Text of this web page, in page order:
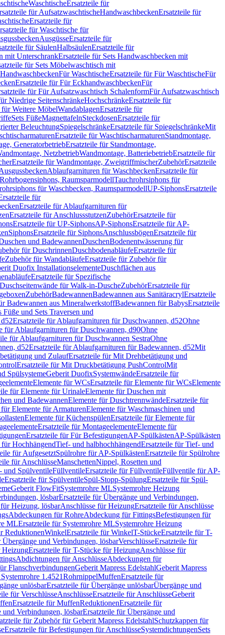
WaschtischeErsatzteile für
für AufsatzwaschtischeHandwaschbeckenErsatzteile für
Ersatzteile für
für Waschtische für
AusgüsseErsatzteile für
für SäulenHalbsäulenErsatzteile für
mit UnterschrankErsatzteile für Sets Handwaschbecken mit
für Sets Möbelwaschtisch mit
Für WaschtischeErsatzteile für Für WaschtischeFür
Ersatzteile für Für EckhandwaschbeckenFür
für Für Aufsatzwaschtisch SchalenformFür Aufsatzwaschtisch
Niedrige SeitenschränkeHochschränkeErsatzteile für
für Weitere MöbelWandablagenErsatzteile für
Sets FüßeMagnettafelnSteckdosenErsatzteile für
BeleuchtungSpiegelschränkeErsatzteile für SpiegelschränkeMit
Ersatzteile für WaschtischarmaturenStandmontage,
GeneratorbetriebErsatzteile für Standmontage,
NetzbetriebWandmontage, BatteriebetriebErsatzteile für
Ersatzteile für Wandmontage, ZweigriffmischerZubehörErsatzteile
Ablaufgarnituren für WaschbeckenErsatzteile für
RaumsparmodellTauchrohrsiphons für
für Waschbecken, RaumsparmodellUP-SiphonsErsatzteile
für
Ersatzteile für Ablaufgarnituren für
Ersatzteile für AnschlussstutzenZubehörErsatzteile für
Ersatzteile für UP-SiphonsAP-SiphonsErsatzteile für AP-
SiphonsErsatzteile für SiphonsAnschlussbögenErsatzteile für
und BadewannenDuschenBodenentwässerung für
für DuschrinnenDuschbodenabläufeErsatzteile für
Zubehör für WandabläufeErsatzteile für Zubehör für
Duofix InstallationselementeDuschflächen aus
Ersatzteile für Spezifische
für Walk-in-DuscheZubehörErsatzteile für
ZubehörBadewannenBadewannen aus SanitäracrylErsatzteile
Badewannen aus MineralwerkstoffBadewannen für BabysErsatzteile
Füße und Sets Traversen und
Ersatzteile für Ablaufgarnituren für Duschwannen, d52Ohne
für Ablaufgarnituren für Duschwannen, d90Ohne
für Ablaufgarnituren für Duschwannen SestraOhne
d52Ersatzteile für Ablaufgarnituren für Badewannen, d52Mit
und ZulaufErsatzteile für Mit Drehbetätigung und
Ersatzteile für Mit Druckbetätigung PushControlMit
SpülsystemeGeberit DuofixSystemwändeErsatzteile für
Elemente für WCsErsatzteile für Elemente für WCsElemente
für Elemente für UrinaleElemente für Duschen mit
und BadewannenElemente für DuschtrennwändeErsatzteile für
Elemente für ArmaturenElemente für Waschmaschinen und
Elemente für KüchenspülenErsatzteile für Elemente für
Ersatzteile für MontageelementeElemente für
Ersatzteile für Für BefestigungenAP-SpülkästenAP-Spülkästen
für HochhängendTief- und halbhochhängendErsatzteile für Tief- und
für AufgesetztSpülrohre für AP-SpülkästenErsatzteile für Spülrohre
für AnschlüsseManschettenNippel, Rosetten und
und SpülventileFüllventileErsatzteile für FüllventileFüllventile für AP-
Ersatzteile für SpülventileSpül-Stopp-SpülungErsatzteile für Spül-
Geberit FlowFitSystemrohre MLSystemrohre Heizung
lösbarErsatzteile für Übergänge und Verbindungen,
Heizung, lösbarAnschlüsse für HeizungErsatzteile für Anschlüsse
Abdeckungen für RohreAbdeckung für FittingsBefestigungen für
MLErsatzteile für Systemrohre MLSystemrohre Heizung
ReduktionenWinkelErsatzteile für WinkelT-StückeErsatzteile für T-
Übergänge und Verbindungen, lösbarVerschlüsseErsatzteile für
HeizungErsatzteile für T-Stücke für HeizungAnschlüsse für
Abdichtungen für AnschlüsseAbdeckungen für
FlanschverbindungenGeberit Mapress EdelstahlGeberit Mapress
1.4521RohrnippelMuffenErsatzteile für
unlösbarErsatzteile für Übergänge unlösbarÜbergänge und
für VerschlüsseAnschlüsseErsatzteile für AnschlüsseGeberit
Ersatzteile für MuffenReduktionenErsatzteile für
und Verbindungen, lösbarErsatzteile für Übergänge und
für Zubehör für Geberit Mapress EdelstahlSchutzkappen für
Ersatzteile für Befestigungen für AnschlüsseSystemdichtungenSets